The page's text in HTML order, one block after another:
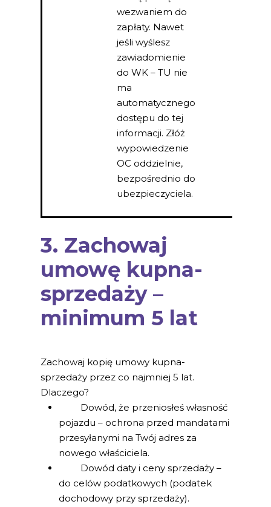
wezwaniem do
zapłaty. Nawet
jeśli wyślesz
zawiadomienie
do WK – TU nie
ma
automatycznego
dostępu do tej
informacji. Złóż
wypowiedzenie
OC oddzielnie,
bezpośrednio do
ubezpieczyciela.
3. Zachowaj
umowę kupna-
sprzedaży –
minimum 5 lat
Zachowaj kopię umowy kupna-
sprzedaży przez co najmniej 5 lat.
Dlaczego?
Dowód, że przeniosłeś własność
pojazdu – ochrona przed mandatami
przesyłanymi na Twój adres za
nowego właściciela.
Dowód daty i ceny sprzedaży –
do celów podatkowych (podatek
dochodowy przy sprzedaży).